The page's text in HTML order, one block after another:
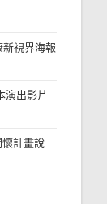
視界海報
演出影片
計畫說